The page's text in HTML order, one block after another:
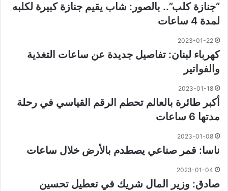
“جنازة كلب”.. بالصور: شاب يقيم جنازة كبيرة لكلبه
لمدة 4 ساعات
2023-01-22
كهرباء لبنان: تفاصيل جديدة عن ساعات التغذية
والفواتير
2023-01-18
أكبر طائرة بالعالم تحطم الرقم القياسي في رحلة
مدتها 6 ساعات
2023-01-08
ناسا: قمر صناعي يصطدم بالأرض خلال ساعات
2023-01-04
صادق: وزير المال شريك في تعطيل تحسين